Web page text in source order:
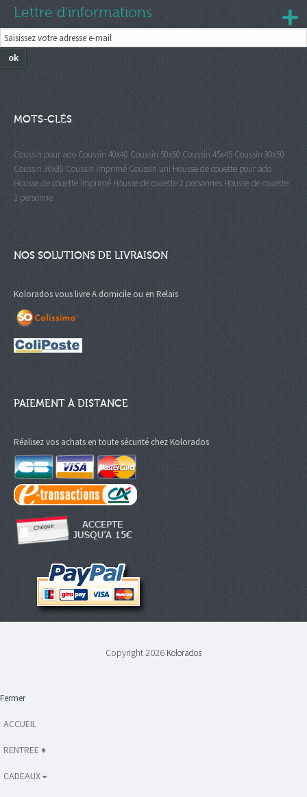
Lettre d'informations
ok
MOTS-CLÉS
Coussin pour ado Coussin 40x40 Coussin 50x50 Coussin 45x45Coussin 30x50
Coussin 30x30 Coussin imprimé Coussin uni Housse de couette pour ado
Housse de couette imprimé Housse de couette 2 personnes Housse de couette
1 personne
NOS SOLUTIONS DE LIVRAISON
Kolorados vous livre A domicile ou en Relais
PAIEMENT À DISTANCE
Réalisez vos achats en toute sécurité chez Kolorados
Copyright 2026 Kolorados
Fermer
ACCUEIL
RENTREE ♦
CADEAUX